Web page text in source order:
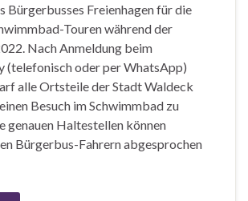
Bürgerbusses Freienhagen für die
Touren während der
Nach Anmeldung beim
(telefonisch oder per WhatsApp)
alle Ortsteile der Stadt Waldeck
Besuch im Schwimmbad zu
genauen Haltestellen können
Bürgerbus-Fahrern abgesprochen